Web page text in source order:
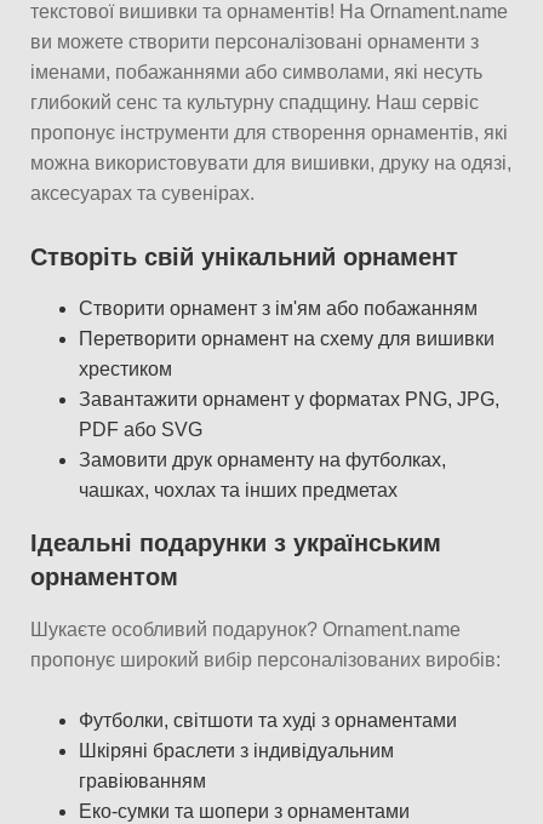
текстової вишивки та орнаментів! На Ornament.name
ви можете створити персоналізовані орнаменти з
іменами, побажаннями або символами, які несуть
глибокий сенс та культурну спадщину. Наш сервіс
пропонує інструменти для створення орнаментів, які
можна використовувати для вишивки, друку на одязі,
аксесуарах та сувенірах.
Створіть свій унікальний орнамент
Створити орнамент з ім'ям або побажанням
Перетворити орнамент на схему для вишивки
хрестиком
Завантажити орнамент у форматах PNG, JPG,
PDF або SVG
Замовити друк орнаменту на футболках,
чашках, чохлах та інших предметах
Ідеальні подарунки з українським
орнаментом
Шукаєте особливий подарунок? Ornament.name
пропонує широкий вибір персоналізованих виробів:
Футболки, світшоти та худі з орнаментами
Шкіряні браслети з індивідуальним
гравіюванням
Еко-сумки та шопери з орнаментами